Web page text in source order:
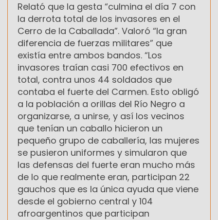
Relató que la gesta “culmina el día 7 con
la derrota total de los invasores en el
Cerro de la Caballada”. Valoró “la gran
diferencia de fuerzas militares” que
existía entre ambos bandos. “Los
invasores traían casi 700 efectivos en
total, contra unos 44 soldados que
contaba el fuerte del Carmen. Esto obligó
a la población a orillas del Río Negro a
organizarse, a unirse, y así los vecinos
que tenían un caballo hicieron un
pequeño grupo de caballería, las mujeres
se pusieron uniformes y simularon que
las defensas del fuerte eran mucho más
de lo que realmente eran, participan 22
gauchos que es la única ayuda que viene
desde el gobierno central y 104
afroargentinos que participan